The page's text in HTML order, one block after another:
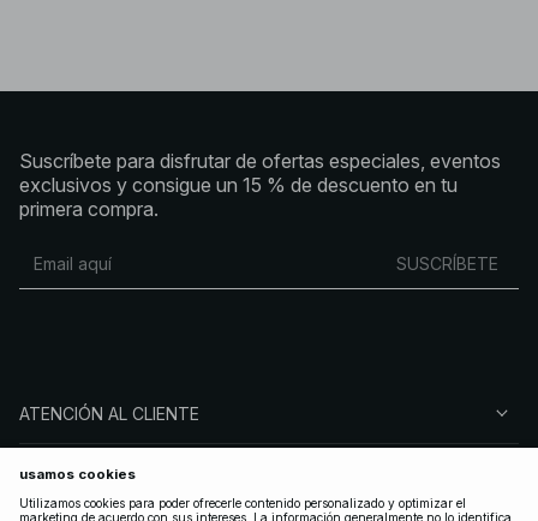
Suscríbete para disfrutar de ofertas especiales, eventos
exclusivos y consigue un 15 % de descuento en tu
primera compra.
SUSCRÍBETE
ATENCIÓN AL CLIENTE
SOBRE NA-KD